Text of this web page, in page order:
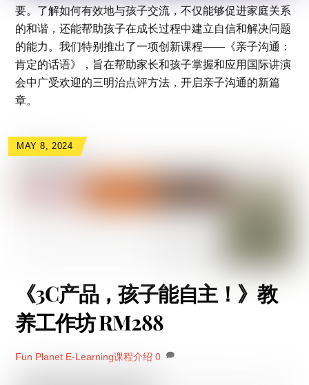
要。了解如何有效地与孩子交流，不仅能够促进家庭关系
的和谐，还能帮助孩子在成长过程中建立自信和解决问题
的能力。我们特别推出了一项创新课程——《亲子沟通：
肯定的话语》，旨在帮助家长和孩子掌握和应用国际讲演
会中广受欢迎的三明治点评方法，开启亲子沟通的新篇
章。
MAY 8, 2024
《3C产品，孩子能自主！》教
养工作坊 RM288
Fun Planet E-Learning课程介绍 0